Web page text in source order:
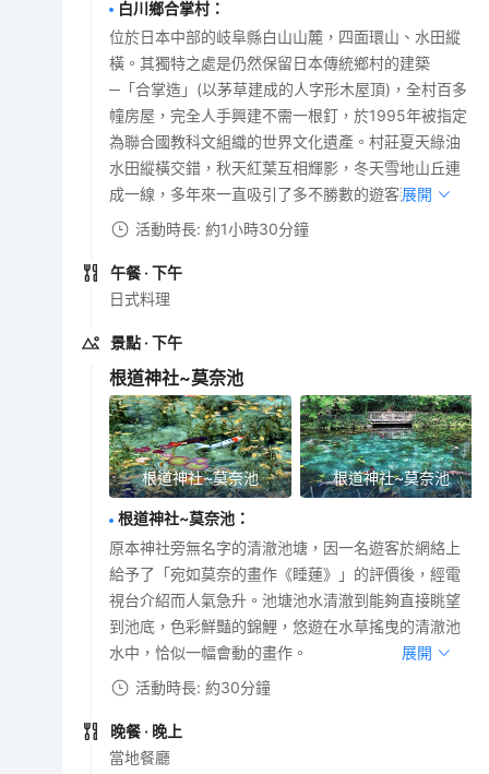
白川鄉合掌村 ：
位於日本中部的岐阜縣白山山麓，四面環山、水田縱
橫。其獨特之處是仍然保留日本傳統鄉村的建築
─「合掌造」(以茅草建成的人字形木屋頂)，全村百多
幢房屋，完全人手興建不需一根釘，於1995年被指定
為聯合國教科文組織的世界文化遺產。村莊夏天綠油
水田縱橫交錯，秋天紅葉互相輝影，冬天雪地山丘連
成一線，多年來一直吸引了多不勝數的遊客到訪。
展開
活動時長: 約1小時30分鐘
午餐 · 下午
日式料理
景點 · 下午
根道神社~莫奈池
根道神社~莫奈池 根道神社~莫奈池
根道神社~莫奈池 ：
原本神社旁無名字的清澈池塘，因一名遊客於網絡上
給予了「宛如莫奈的畫作《睡蓮》」的評價後，經電
視台介紹而人氣急升。池塘池水清澈到能夠直接眺望
到池底，色彩鮮豔的錦鯉，悠遊在水草搖曳的清澈池
水中，恰似一幅會動的畫作。
展開
活動時長: 約30分鐘
晚餐 · 晚上
當地餐廳